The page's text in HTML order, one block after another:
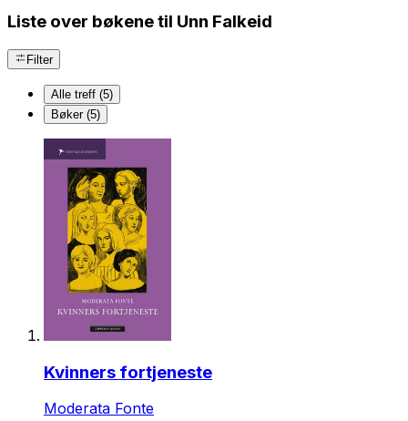
Liste over bøkene til Unn Falkeid
Filter
Alle treff (5)
Bøker (5)
Kvinners fortjeneste
Moderata Fonte